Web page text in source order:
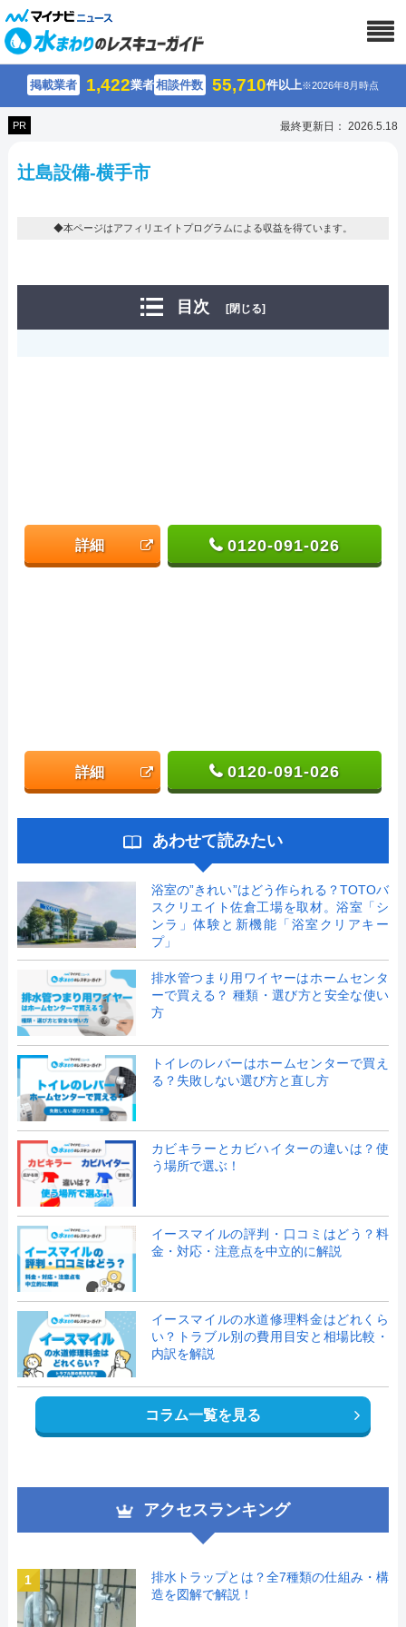
掲載業者 1,422業者相談件数 55,710件以上※2026年8月時点
PR 最終更新日： 2026.5.18
辻島設備-横手市
◆本ページはアフィリエイトプログラムによる収益を得ています。
目次 [閉じる]
詳細 0120-091-026
詳細 0120-091-026
あわせて読みたい
浴室の”きれい”はどう作られる？TOTOバ
スクリエイト佐倉工場を取材。浴室「シ
ンラ」体験と新機能「浴室クリアキー
プ」
排水管つまり用ワイヤーはホームセンタ
ーで買える？ 種類・選び方と安全な使い
方
トイレのレバーはホームセンターで買え
る？失敗しない選び方と直し方
カビキラーとカビハイターの違いは？使
う場所で選ぶ！
イースマイルの評判・口コミはどう？料
金・対応・注意点を中立的に解説
イースマイルの水道修理料金はどれくら
い？トラブル別の費用目安と相場比較・
内訳を解説
コラム一覧を見る
アクセスランキング
1
排水トラップとは？全7種類の仕組み・構
造を図解で解説！